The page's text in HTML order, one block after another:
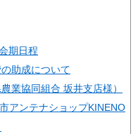
期日程
助成について
業協同組合 坂井支店様）
アンテナショップKINENO